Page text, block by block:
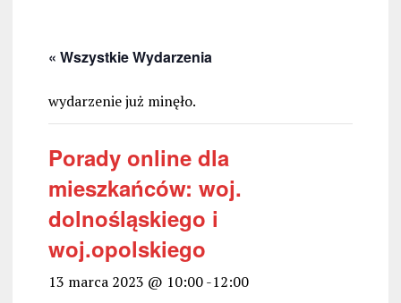
« Wszystkie Wydarzenia
wydarzenie już minęło.
Porady online dla
mieszkańców: woj.
dolnośląskiego i
woj.opolskiego
13 marca 2023 @ 10:00-12:00